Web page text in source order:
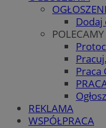
Dodaj
POLECAMY
Praca
REKLAMA
WSPÓŁPRACA